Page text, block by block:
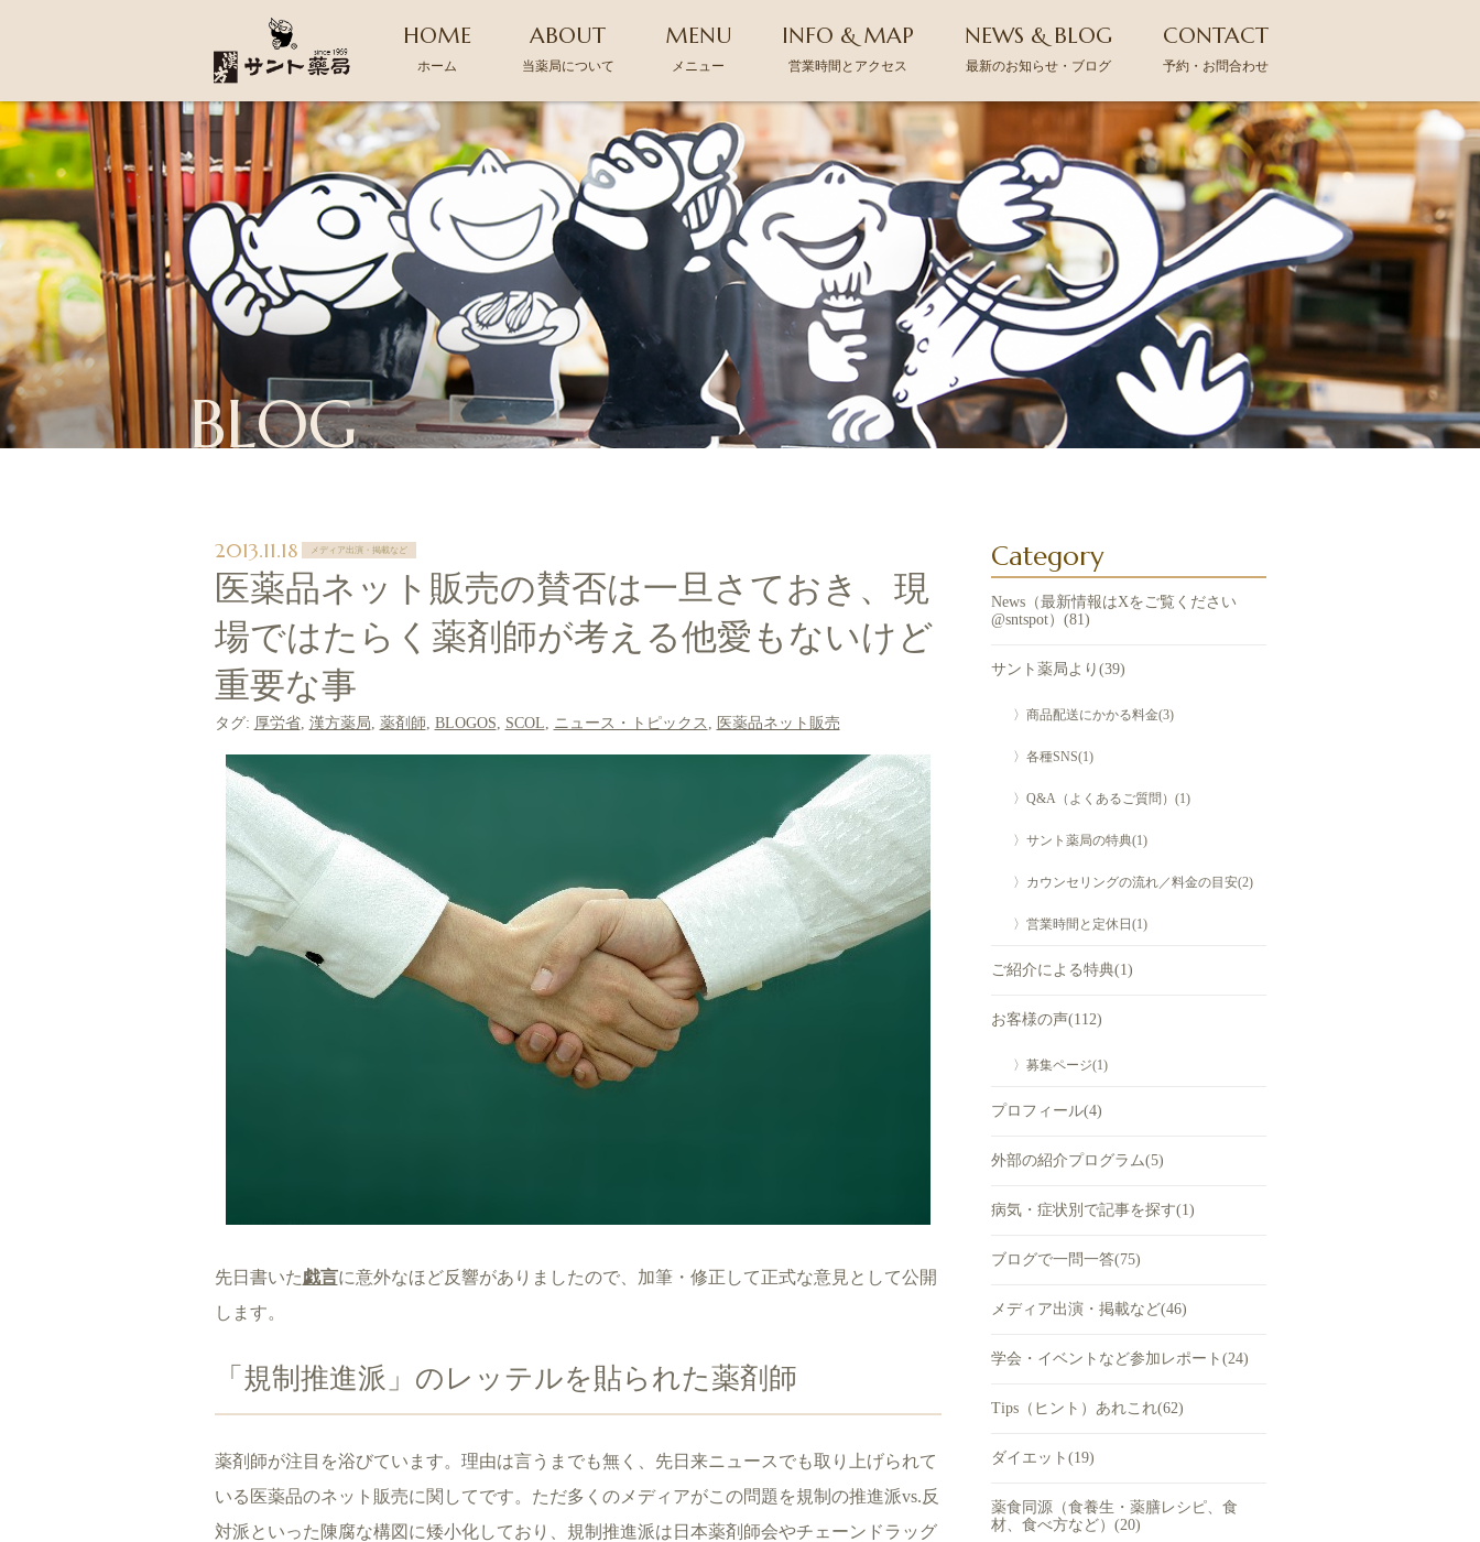
HOME
ホーム
ABOUT
当薬局について
MENU
メニュー
INFO & MAP
営業時間とアクセス
NEWS & BLOG
最新のお知らせ・ブログ
CONTACT
予約・お問合わせ
BLOG
2013.11.18 メディア出演・掲載など
医薬品ネット販売の賛否は一旦さておき、現
場ではたらく薬剤師が考える他愛もないけど
重要な事
タグ: 厚労省, 漢方薬局, 薬剤師, BLOGOS, SCOL, ニュース・トピックス , 医薬品ネット販売
先日書いた戯言に意外なほど反響がありましたので、加筆・修正して正式な意見として公開
します。
「規制推進派」のレッテルを貼られた薬剤師
薬剤師が注目を浴びています。理由は言うまでも無く、先日来ニュースでも取り上げられて
いる医薬品のネット販売に関してです。ただ多くのメディアがこの問題を規制の推進派vs.反
対派といった陳腐な構図に矮小化しており、規制推進派は日本薬剤師会やチェーンドラッグ
Category
News（最新情報はXをご覧ください
@sntspot）(81)
サント薬局より(39)
〉商品配送にかかる料金(3)
〉各種SNS(1)
〉Q&A（よくあるご質問）(1)
〉サント薬局の特典(1)
〉カウンセリングの流れ／料金の目安(2)
〉営業時間と定休日(1)
ご紹介による特典(1)
お客様の声(112)
〉募集ページ(1)
プロフィール(4)
外部の紹介プログラム(5)
病気・症状別で記事を探す(1)
ブログで一問一答(75)
メディア出演・掲載など(46)
学会・イベントなど参加レポート(24)
Tips（ヒント）あれこれ(62)
ダイエット(19)
薬食同源（食養生・薬膳レシピ、食
材、食べ方など）(20)